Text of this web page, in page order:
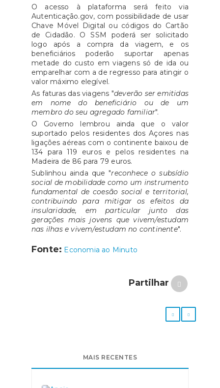
O acesso à plataforma será feito via
Autenticação.gov, com possibilidade de usar
Chave Móvel Digital ou códigos do Cartão
de Cidadão. O SSM poderá ser solicitado
logo após a compra da viagem, e os
beneficiários poderão suportar apenas
metade do custo em viagens só de ida ou
emparelhar com a de regresso para atingir o
valor máximo elegível.
As faturas das viagens "deverão ser emitidas
em nome do beneficiário ou de um
membro do seu agregado familiar".
O Governo lembrou ainda que o valor
suportado pelos residentes dos Açores nas
ligações aéreas com o continente baixou de
134 para 119 euros e pelos residentes na
Madeira de 86 para 79 euros.
Sublinhou ainda que "reconhece o subsídio
social de mobilidade como um instrumento
fundamental de coesão social e territorial,
contribuindo para mitigar os efeitos da
insularidade, em particular junto das
gerações mais jovens que vivem/estudam
nas ilhas e vivem/estudam no continente".
Fonte: Economia ao Minuto
Partilhar
MAIS RECENTES